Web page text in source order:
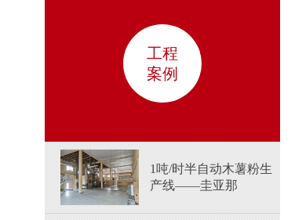
工程
案例
1吨/时半自动木薯粉生
产线——圭亚那